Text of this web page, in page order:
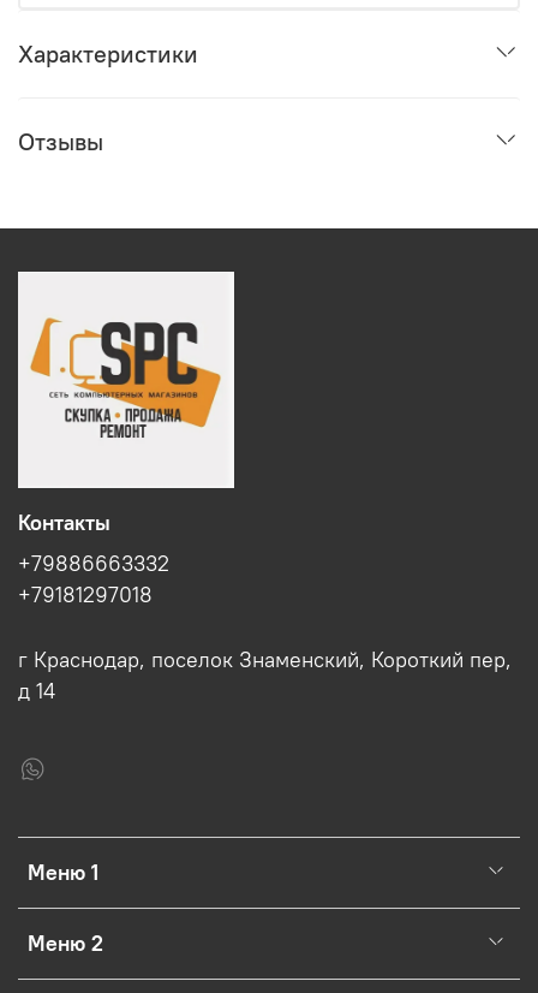
Характеристики
Отзывы
Меню 1
Меню 2
Контакты
+79886663332
+79181297018
г Краснодар, поселок Знаменский, Короткий пер,
д 14